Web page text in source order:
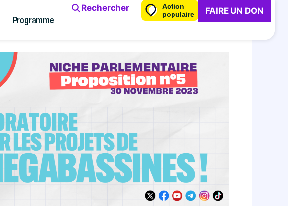
Programme
Rechercher
Action
populaire
FAIRE UN DON